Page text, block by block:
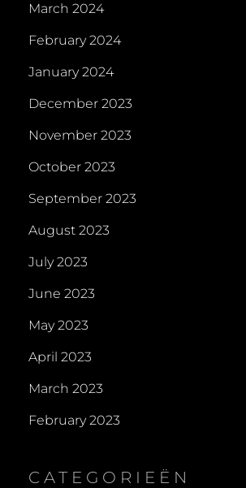
March 2024
February 2024
January 2024
December 2023
November 2023
October 2023
September 2023
August 2023
July 2023
June 2023
May 2023
April 2023
March 2023
February 2023
CATEGORIEËN